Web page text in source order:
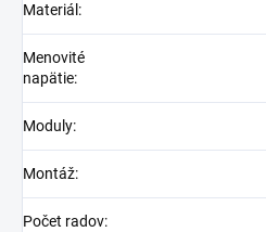
Materiál :
Menovité
napätie:
Moduly:
Montáž:
Počet radov: